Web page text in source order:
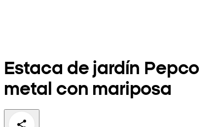
Estaca de jardín Pepco
metal con mariposa